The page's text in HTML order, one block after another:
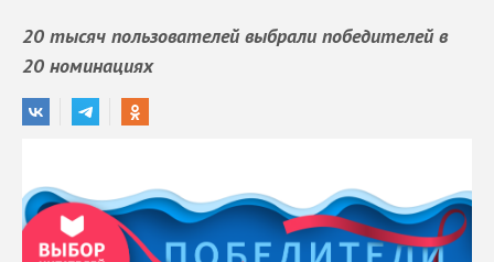
20 тысяч пользователей выбрали победителей в
20 номинациях